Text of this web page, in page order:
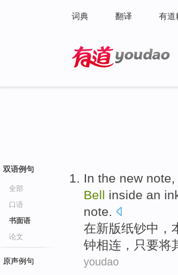
词典 翻译 有道
双语例句
全部
口语
书面语
论文
原声例句
In the new note,
Bell inside an
note.
在新版纸钞中，
钟相连，只要将
youdao